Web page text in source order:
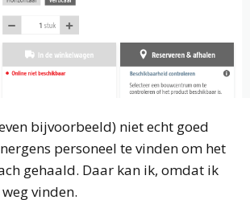
bijvoorbeeld) niet echt goed
personeel te vinden om het
gehaald. Daar kan ik, omdat ik
vinden.